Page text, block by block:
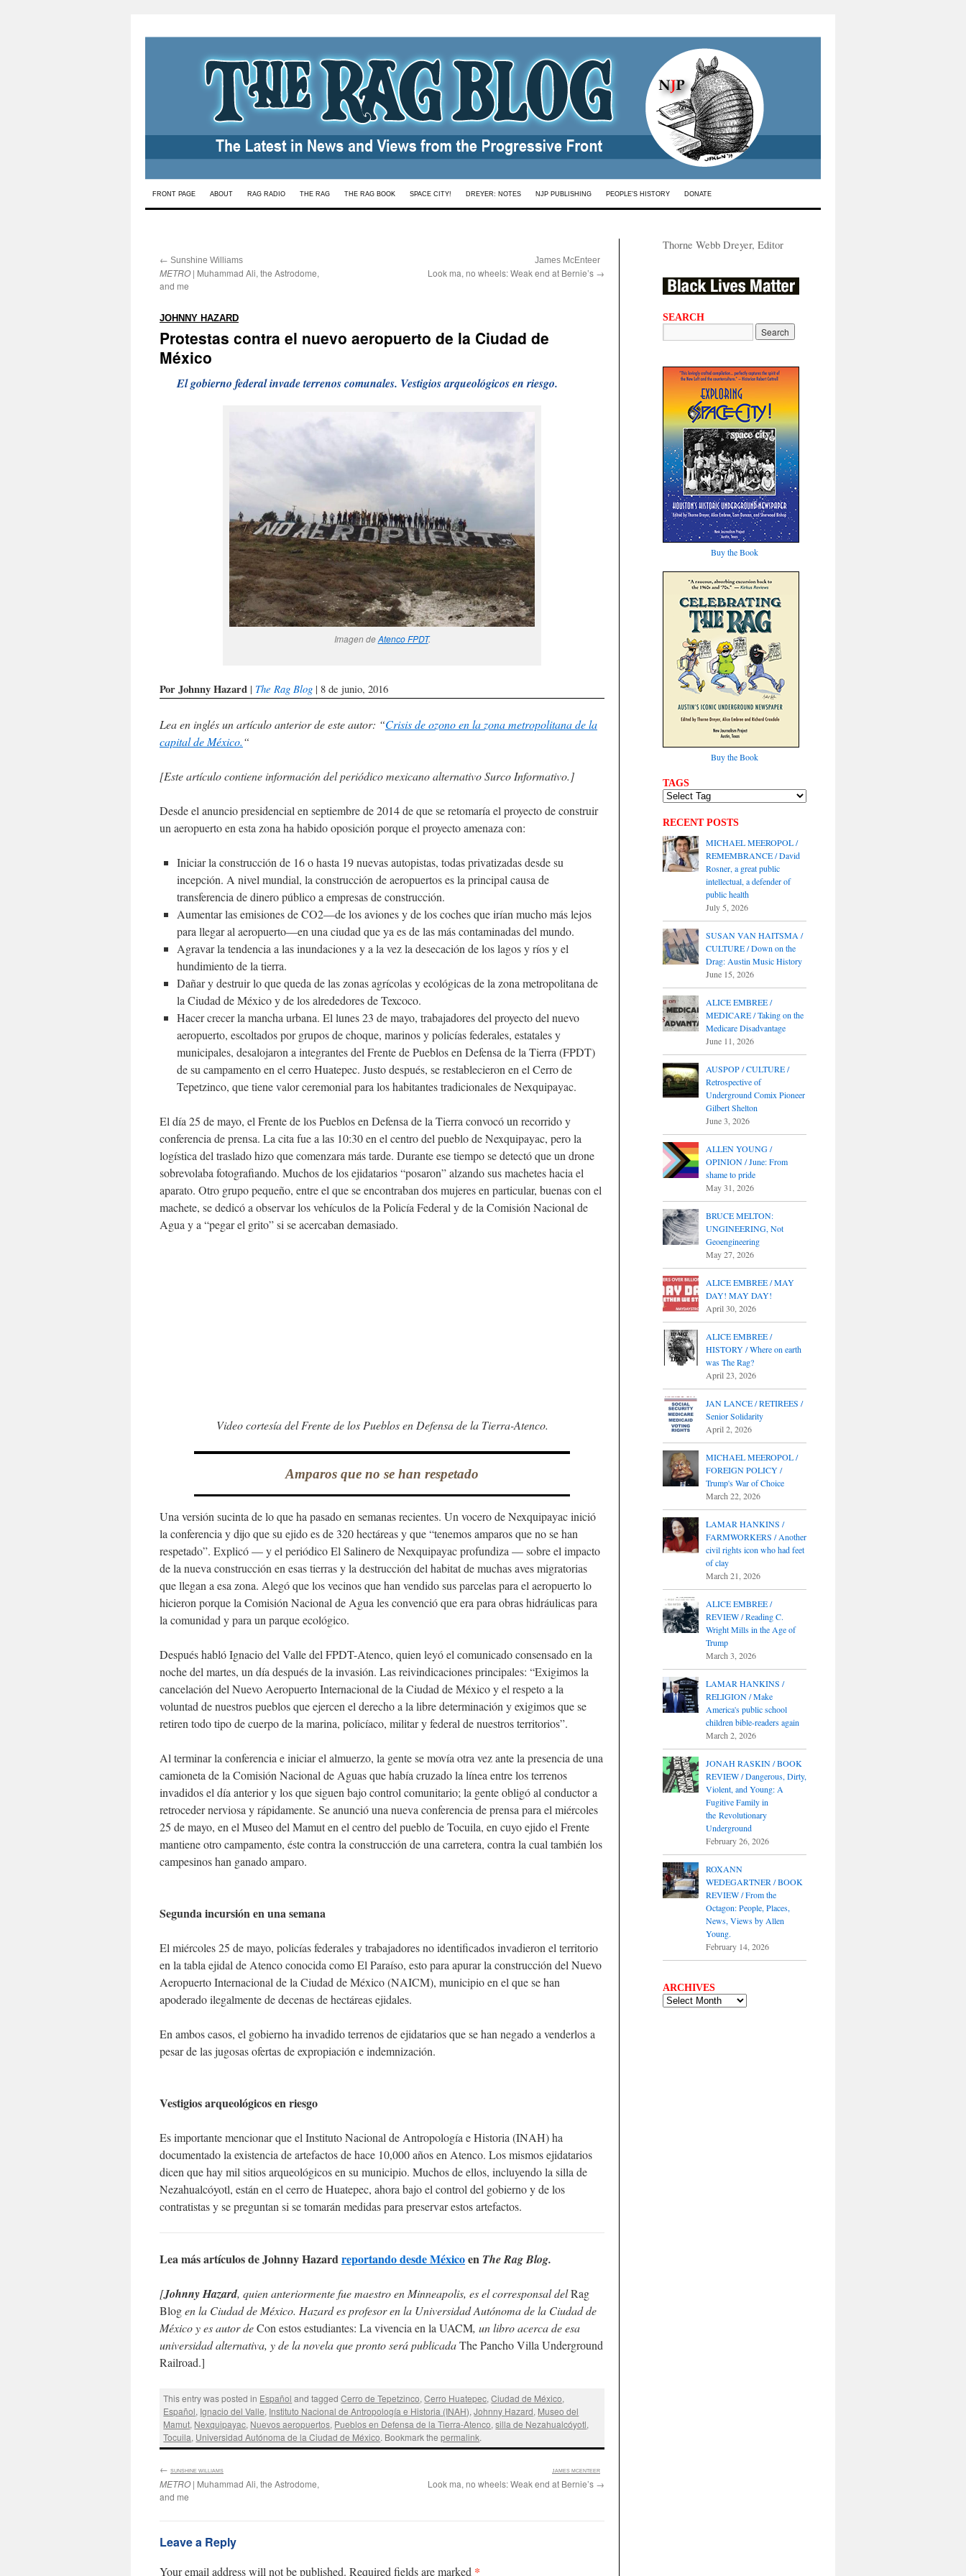
Skip
FRONT PAGE ABOUT RAG RADIO THE RAG THE RAG BOOK SPACE CITY! DREYER: NOTES NJP PUBLISHING PEOPLE’S HISTORY DONATE
← Sunshine Williams
METRO| Muhammad Ali, the Astrodome,
and me
James McEnteer
Look ma, no wheels: Weak end at Bernie’s →
JOHNNY HAZARD
Protestas contra el nuevo aeropuerto de la Ciudad de
México
El gobierno federal invade terrenos comunales. Vestigios arqueológicos en riesgo.
Imagen deAtenco FPDT.
Por Johnny Hazard | The Rag Blog | 8 de junio, 2016
Lea en inglés un artículo anterior de este autor: “Crisis de ozono en la zona metropolitana de la
capital de México.“
[Este artículo contiene información del periódico mexicano alternativo Surco Informativo.]
Desde el anuncio presidencial en septiembre de 2014 de que se retomaría el proyecto de construir
un aeropuerto en esta zona ha habido oposición porque el proyecto amenaza con:
Iniciar la construcción de 16 o hasta 19 nuevas autopistas, todas privatizadas desde su
incepción. A nivel mundial, la construcción de aeropuertos es la principal causa de
transferencia de dinero público a empresas de construcción.
Aumentar las emisiones de CO2—de los aviones y de los coches que irían mucho más lejos
para llegar al aeropuerto—en una ciudad que ya es de las más contaminadas del mundo.
Agravar la tendencia a las inundaciones y a la vez la desecación de los lagos y ríos y el
hundimiento de la tierra.
Dañar y destruir lo que queda de las zonas agrícolas y ecológicas de la zona metropolitana de
la Ciudad de México y de los alrededores de Texcoco.
Hacer crecer la mancha urbana. El lunes 23 de mayo, trabajadores del proyecto del nuevo
aeropuerto, escoltados por grupos de choque, marinos y policías federales, estatales y
municipales, desalojaron a integrantes del Frente de Pueblos en Defensa de la Tierra (FPDT)
de su campamento en el cerro Huatepec. Justo después, se restablecieron en el Cerro de
Tepetzinco, que tiene valor ceremonial para los habitantes tradicionales de Nexquipayac.
El día 25 de mayo, el Frente de los Pueblos en Defensa de la Tierra convocó un recorrido y
conferencia de prensa. La cita fue a las 10:30 en el centro del pueblo de Nexquipayac, pero la
logística del traslado hizo que comenzara más tarde. Durante ese tiempo se detectó que un drone
sobrevolaba fotografiando. Muchos de los ejidatarios “posaron” alzando sus machetes hacia el
aparato. Otro grupo pequeño, entre el que se encontraban dos mujeres en particular, buenas con el
machete, se dedicó a observar los vehículos de la Policía Federal y de la Comisión Nacional de
Agua y a “pegar el grito” si se acercaban demasiado.
Video cortesía del Frente de los Pueblos en Defensa de la Tierra-Atenco.
Amparos que no se han respetado
Una versión sucinta de lo que ha pasado en semanas recientes. Un vocero de Nexquipayac inició
la conferencia y dijo que su ejido es de 320 hectáreas y que “tenemos amparos que no se han
respetado”. Explicó — y el periódico El Salinero de Nexquipayac profundiza — sobre el impacto
de la nueva construcción en esas tierras y la destrucción del habitat de muchas aves migratorias
que llegan a esa zona. Alegó que los vecinos que han vendido sus parcelas para el aeropuerto lo
hicieron porque la Comisión Nacional de Agua les convenció que era para obras hidráulicas para
la comunidad y para un parque ecológico.
Después habló Ignacio del Valle del FPDT-Atenco, quien leyó el comunicado consensado en la
noche del martes, un día después de la invasión. Las reivindicaciones principales: “Exigimos la
cancelación del Nuevo Aeropuerto Internacional de la Ciudad de México y el respeto a la
voluntad de nuestros pueblos que ejercen el derecho a la libre determinación y exigimos que se
retiren todo tipo de cuerpo de la marina, policíaco, militar y federal de nuestros territorios”.
Al terminar la conferencia e iniciar el almuerzo, la gente se movía otra vez ante la presencia de una
camioneta de la Comisión Nacional de Aguas que había cruzado la línea entre los terrenos
invadidos el día anterior y los que siguen bajo control comunitario; la gente obligó al conductor a
retroceder nerviosa y rápidamente. Se anunció una nueva conferencia de prensa para el miércoles
25 de mayo, en el Museo del Mamut en el centro del pueblo de Tocuila, en cuyo ejido el Frente
mantiene otro campamento, éste contra la construcción de una carretera, contra la cual también los
campesinos han ganado amparo.
Segunda incursión en una semana
El miércoles 25 de mayo, policías federales y trabajadores no identificados invadieron el territorio
en la tabla ejidal de Atenco conocida como El Paraíso, esto para apurar la construcción del Nuevo
Aeropuerto Internacional de la Ciudad de México (NAICM), municipio en el que se han
apoderado ilegalmente de decenas de hectáreas ejidales.
En ambos casos, el gobierno ha invadido terrenos de ejidatarios que se han negado a venderlos a
pesar de las jugosas ofertas de expropiación e indemnización.
Vestigios arqueológicos en riesgo
Es importante mencionar que el Instituto Nacional de Antropología e Historia (INAH) ha
documentado la existencia de artefactos de hace 10,000 años en Atenco. Los mismos ejidatarios
dicen que hay mil sitios arqueológicos en su municipio. Muchos de ellos, incluyendo la silla de
Nezahualcóyotl, están en el cerro de Huatepec, ahora bajo el control del gobierno y de los
contratistas y se preguntan si se tomarán medidas para preservar estos artefactos.
Lea más artículos de Johnny Hazardreportando desde Méxicoen The Rag Blog.
[Johnny Hazard, quien anteriormente fue maestro en Minneapolis, es el corresponsal delRag
Blogen la Ciudad de México. Hazard es profesor en la Universidad Autónoma de la Ciudad de
México y es autor deCon estos estudiantes: La vivencia en la UACM, un libro acerca de esa
universidad alternativa, y de la novela que pronto será publicadaThe Pancho Villa Underground
Railroad.]
This entry was posted in Español and taggedCerro de Tepetzinco,Cerro Huatepec,Ciudad de México,
Español, Ignacio del Valle, Instituto Nacional de Antropología e Historia (INAH),Johnny Hazard, Museo del
Mamut, Nexquipayac, Nuevos aeropuertos, Pueblos en Defensa de la Tierra-Atenco,silla de Nezahualcóyotl,
Tocuila, Universidad Autónoma de la Ciudad de México. Bookmark thepermalink.
← SUNSHINE WILLIAMS
METRO| Muhammad Ali, the Astrodome,
and me
JAMES MCENTEER
Look ma, no wheels: Weak end at Bernie’s →
Leave a Reply
Your email address will not be published. Required fields are marked *
Thorne Webb Dreyer, Editor
SEARCH
Buy the Book
Buy the Book
TAGS
RECENT POSTS
MICHAEL MEEROPOL /
REMEMBRANCE / David
Rosner, a great public
intellectual, a defender of
public health
July 5, 2026
SUSAN VAN HAITSMA /
CULTURE / Down on the
Drag: Austin Music History
June 15, 2026
ALICE EMBREE /
MEDICARE / Taking on the
Medicare Disadvantage
June 11, 2026
AUSPOP / CULTURE /
Retrospective of
Underground Comix Pioneer
Gilbert Shelton
June 3, 2026
ALLEN YOUNG /
OPINION / June: From
shame to pride
May 31, 2026
BRUCE MELTON:
UNGINEERING, Not
Geoengineering
May 27, 2026
ALICE EMBREE / MAY
DAY! MAY DAY!
April 30, 2026
ALICE EMBREE /
HISTORY / Where on earth
was The Rag?
April 23, 2026
JAN LANCE / RETIREES /
Senior Solidarity
April 2, 2026
MICHAEL MEEROPOL /
FOREIGN POLICY /
Trump's War of Choice
March 22, 2026
LAMAR HANKINS /
FARMWORKERS / Another
civil rights icon who had feet
of clay
March 21, 2026
ALICE EMBREE /
REVIEW / Reading C.
Wright Mills in the Age of
Trump
March 3, 2026
LAMAR HANKINS /
RELIGION / Make
America's public school
children bible-readers again
March 2, 2026
JONAH RASKIN / BOOK
REVIEW / Dangerous, Dirty,
Violent, and Young: A
Fugitive Family in
the Revolutionary
Underground
February 26, 2026
ROXANN
WEDEGARTNER / BOOK
REVIEW / From the
Octagon: People, Places,
News, Views by Allen
Young.
February 14, 2026
ARCHIVES
ARCHIVES